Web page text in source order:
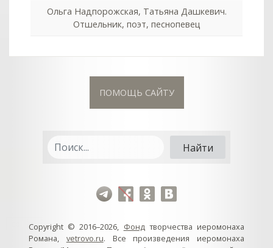
0
Ольга Надпорожская, Татьяна Дашкевич.
Отшельник, поэт, песнопевец
ПОМОЩЬ САЙТУ
Copyright © 2016–2026, Фондтворчества иеромонаха
Романа, vetrovo.ru. Все произведения иеромонаха